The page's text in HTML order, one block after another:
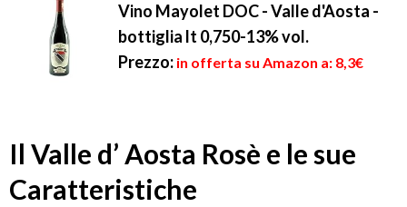
Vino Mayolet DOC - Valle d'Aosta -
bottiglia lt 0,750-13% vol.
Prezzo: in offerta su Amazon a: 8,3€
Il Valle d’ Aosta Rosè e le sue
Caratteristiche